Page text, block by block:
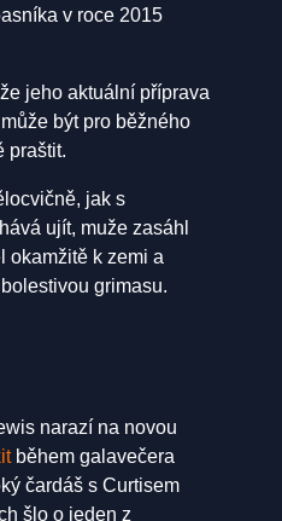
v roce 2015
jeho aktuální příprava
být pro běžného
praštit.
jak s
ujít, muže zasáhl
okamžitě k zemi a
grimasu.
narazí na novou
během galavečera
čardáš s Curtisem
šlo o jeden z